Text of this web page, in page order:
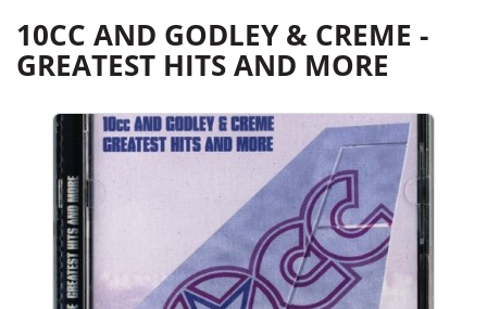
10CC AND GODLEY & CREME -
GREATEST HITS AND MORE